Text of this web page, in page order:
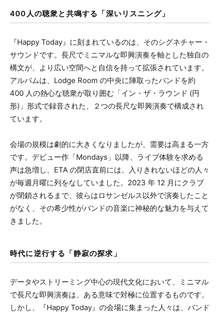
400人の聴衆と共鳴する「深いリスニング」
『Happy Today』に刻まれているのは、そのシグネチャー・
サウンドです。長尺でミニマルな即興演奏を軸とした独自の
構文が、より広い空間へと自信を持って拡張されています。
アルバムは、Lodge Room の中央に陣取ったバンドを約
400 人の熱心な聴衆が取り囲む「イン・ザ・ラウンド (円
形)」形式で録音された、２つの長尺な即興演奏で構成され
ています。
会場の規模は劇的に大きくなりましたが、需要は高まる一方
です。デビュー作「Mondays」以降、ライブ体験を求める
声は急増し、ETA の閉店直前には、入りきれないほどの人々
が毎週月曜に列をなしていました。2023 年 12 月にクラブ
が閉鎖されるまで、彼らはロサンゼルス以外で演奏したこと
がなく、その希少性がバンドの音楽に神秘的な魅力を与えて
きました。
時代に逆行する「静寂の探求」
データやストリーミング中心の現代文化において、ミニマル
で長尺な即興演奏は、ある意味で対極に位置するものです。
しかし、『Happy Today』の会場に集まった人々は、バンド